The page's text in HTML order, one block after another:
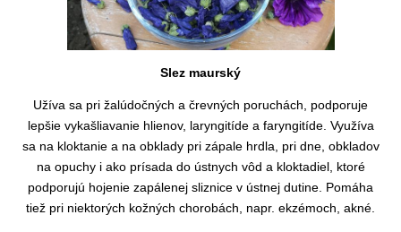
Slez maurský
Užíva sa pri žalúdočných a črevných poruchách, podporuje
lepšie vykašliavanie hlienov, laryngitíde a faryngitíde. Využíva
sa na kloktanie a na obklady pri zápale hrdla, pri dne, obkladov
na opuchy i ako prísada do ústnych vôd a kloktadiel, ktoré
podporujú hojenie zapálenej sliznice v ústnej dutine. Pomáha
tiež pri niektorých kožných chorobách, napr. ekzémoch, akné.